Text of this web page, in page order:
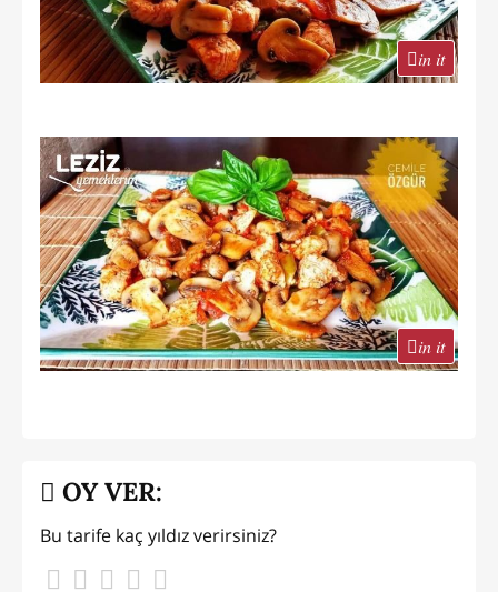
in it
in it
OY VER:
Bu tarife kaç yıldız verirsiniz?